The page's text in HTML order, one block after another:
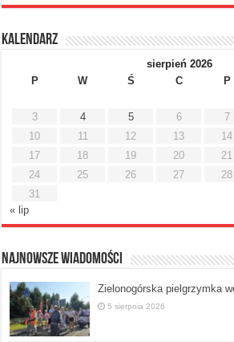
Kalendarz
sierpień 2026
P
W Ś C P
3
4 5 6 7
10
11 12 13 14
17
18 19 20 21
24
25 26 27 28
31
« lip
Najnowsze Wiadomości
Zielonogórska pielgrzymka
5 sierpnia 2026